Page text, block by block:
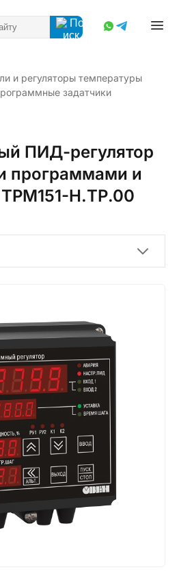
и регуляторы температуры
задатчики
ПИД-регулятор
программами и
Н.ТР.00